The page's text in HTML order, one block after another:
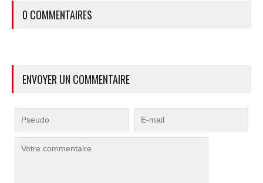
0 COMMENTAIRES
ENVOYER UN COMMENTAIRE